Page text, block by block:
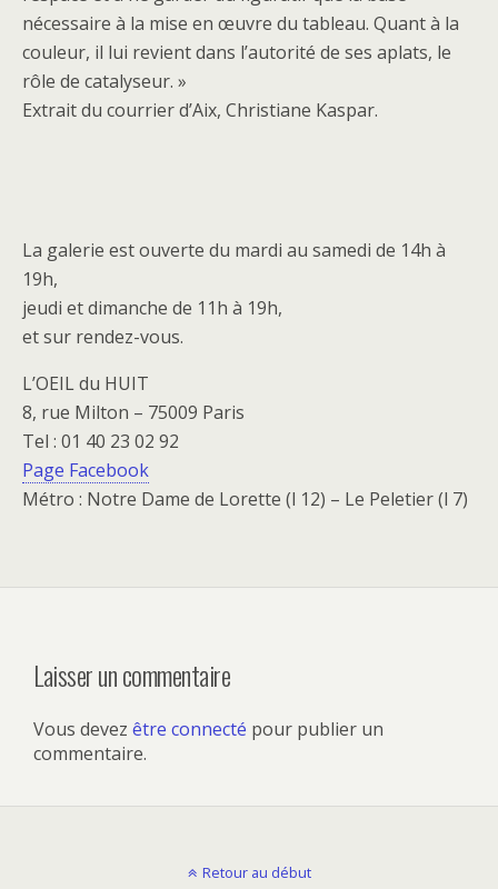
nécessaire à la mise en œuvre du tableau. Quant à la
couleur, il lui revient dans l’autorité de ses aplats, le
rôle de catalyseur. »
Extrait du courrier d’Aix, Christiane Kaspar.
La galerie est ouverte du mardi au samedi de 14h à
19h,
jeudi et dimanche de 11h à 19h,
et sur rendez-vous.
L’OEIL du HUIT
8, rue Milton – 75009 Paris
Tel : 01 40 23 02 92
Page Facebook
Métro : Notre Dame de Lorette (l 12) – Le Peletier (l 7)
Laisser un commentaire
Vous devez être connecté pour publier un
commentaire.
Retour au début